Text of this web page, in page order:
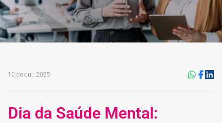
10 de out. 2025
Dia da Saúde Mental: